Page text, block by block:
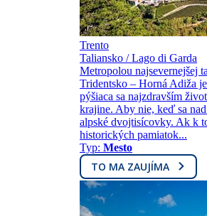
Trento
Taliansko / Lago di Garda
Metropolou najsevernejšej
Tridentsko – Horná Adiža
pýšiaca sa najzdravším
krajine. Aby nie, keď sa
alpské dvojtisícovky. Ak k
historických pamiatok...
Typ: Mesto
TO MA ZAUJÍMA